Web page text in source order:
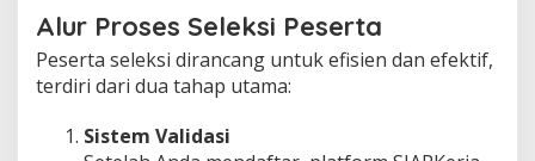
Alur Proses Seleksi Peserta
Peserta seleksi dirancang untuk efisien dan efektif,
terdiri dari dua tahap utama:
Sistem Validasi